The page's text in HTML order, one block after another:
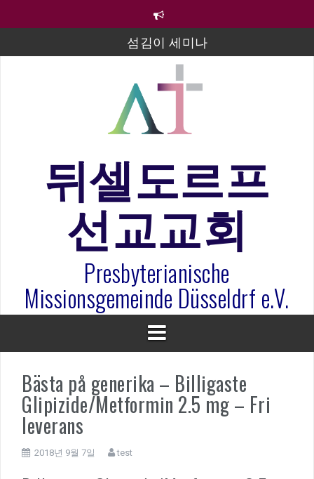
섬김이 세미나
김태희 자매 졸업연주
2023년 어린이 주일 유초등부 발표
라합3 나라 봉헌송
은퇴사-우선화 권사
20260322 주안에 가만히 머물기(요한복음 15:1-17) 손
훈목사
뒤셀도르프
선교교회
Presbyterianische
Missionsgemeinde Düsseldrf e.V.
Bästa på generika – Billigaste
Glipizide/Metformin 2.5 mg – Fri
leverans
2018년 9월 7일 test